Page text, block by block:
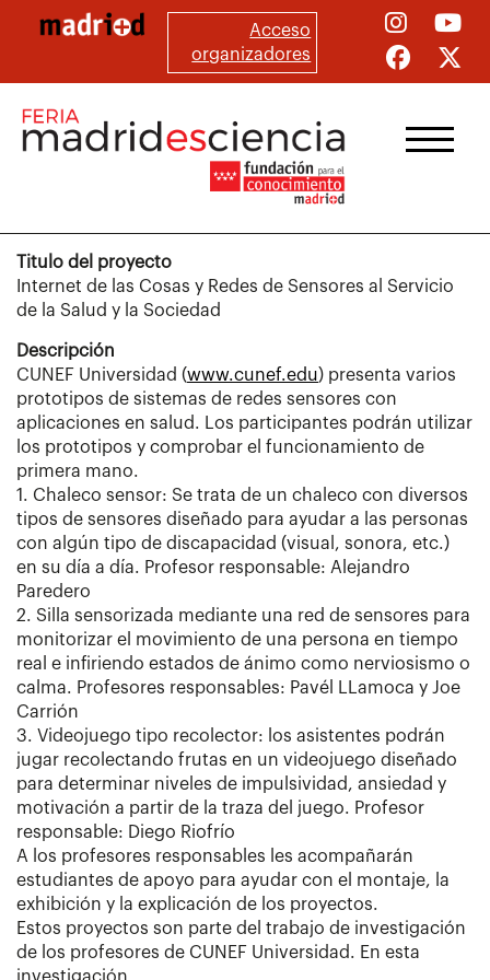
principal
Acceso
organizadores
Titulo del proyecto
Internet de las Cosas y Redes de Sensores al Servicio
de la Salud y la Sociedad
Descripción
CUNEF Universidad (www.cunef.edu) presenta varios
prototipos de sistemas de redes sensores con
aplicaciones en salud. Los participantes podrán utilizar
los prototipos y comprobar el funcionamiento de
primera mano.
1. Chaleco sensor: Se trata de un chaleco con diversos
tipos de sensores diseñado para ayudar a las personas
con algún tipo de discapacidad (visual, sonora, etc.)
en su día a día. Profesor responsable: Alejandro
Paredero
2. Silla sensorizada mediante una red de sensores para
monitorizar el movimiento de una persona en tiempo
real e infiriendo estados de ánimo como nerviosismo o
calma. Profesores responsables: Pavél LLamoca y Joe
Carrión
3. Videojuego tipo recolector: los asistentes podrán
jugar recolectando frutas en un videojuego diseñado
para determinar niveles de impulsividad, ansiedad y
motivación a partir de la traza del juego. Profesor
responsable: Diego Riofrío
A los profesores responsables les acompañarán
estudiantes de apoyo para ayudar con el montaje, la
exhibición y la explicación de los proyectos.
Estos proyectos son parte del trabajo de investigación
de los profesores de CUNEF Universidad. En esta
investigación